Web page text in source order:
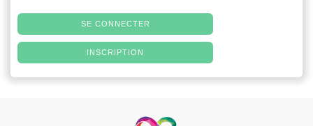
SE CONNECTER
INSCRIPTION